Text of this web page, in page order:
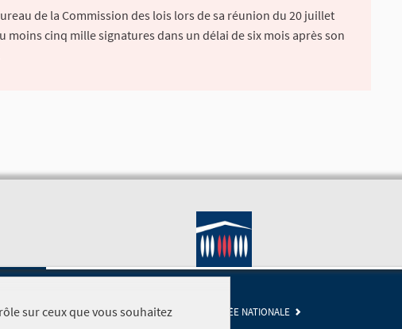
de la Commission des lois lors de sa réunion du 20 juillet
moins cinq mille signatures dans un délai de six mois après son
SITE DE L'ASSEMBLÉE NATIONALE
sur ceux que vous souhaitez